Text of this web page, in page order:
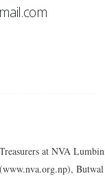
Treasurers at NVA
(www.nva.org.np), Butwal